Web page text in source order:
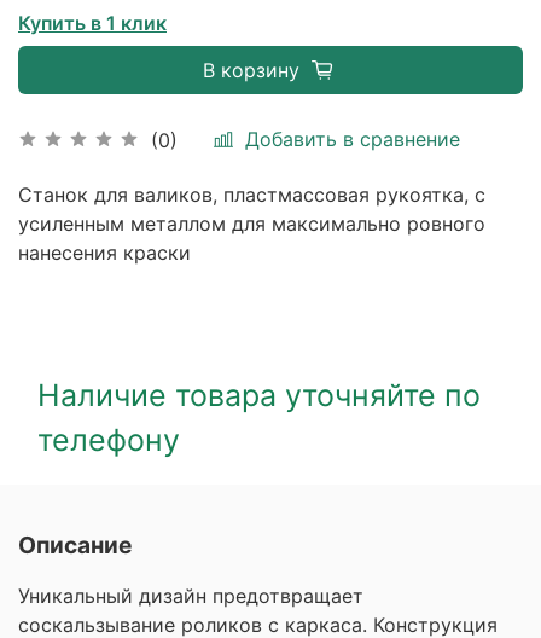
(0) Добавить в сравнение
Купить в 1 клик
В корзину
Станок для валиков, пластмассовая рукоятка, с
усиленным металлом для максимально ровного
нанесения краски
Наличие товара уточняйте по
телефону
Описание
Уникальный дизайн предотвращает
соскальзывание роликов с каркаса. Конструкция